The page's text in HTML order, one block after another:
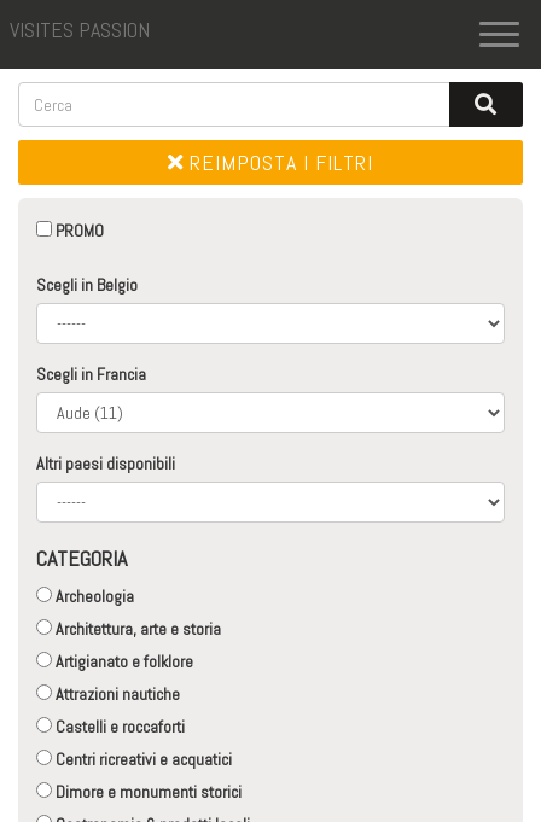
VISITES PASSION
REIMPOSTA I FILTRI
PROMO
Scegli in Belgio
Scegli in Francia
Altri paesi disponibili
CATEGORIA
Archeologia
Architettura, arte e storia
Artigianato e folklore
Attrazioni nautiche
Castelli e roccaforti
Centri ricreativi e acquatici
Dimore e monumenti storici